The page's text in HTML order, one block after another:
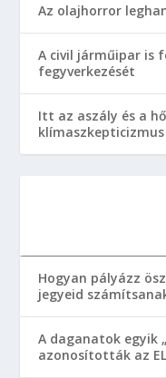
Az olajhorror
A civil járműipar is
fegyverkezését
Itt az aszály és a
klímaszkepticizmus
Hogyan pályázz
jegyeid
A daganatok egyik
azonosították az